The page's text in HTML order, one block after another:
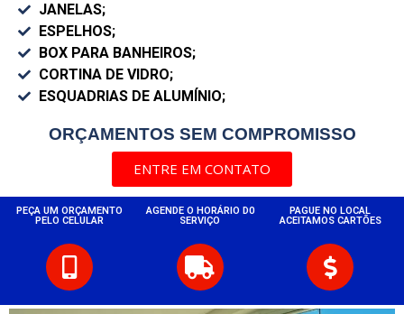
JANELAS;
ESPELHOS;
BOX PARA BANHEIROS;
CORTINA DE VIDRO;
ESQUADRIAS DE ALUMÍNIO;
ORÇAMENTOS SEM COMPROMISSO
ENTRE EM CONTATO
PEÇA UM ORÇAMENTO
PELO CELULAR
AGENDE O HORÁRIO D0
SERVIÇO
PAGUE NO LOCAL
ACEITAMOS CARTÕES